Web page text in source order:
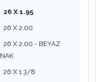
26 X 1.95
26 X 2.00
26 X 2.00 - BEYAZ
26 X 1 3/8